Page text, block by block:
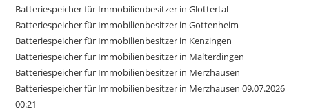
Batteriespeicher für Immobilienbesitzer in Glottertal
Batteriespeicher für Immobilienbesitzer in Gottenheim
Batteriespeicher für Immobilienbesitzer in Kenzingen
Batteriespeicher für Immobilienbesitzer in Malterdingen
Batteriespeicher für Immobilienbesitzer in Merzhausen
Batteriespeicher für Immobilienbesitzer in Merzhausen 09.07.2026
00:21